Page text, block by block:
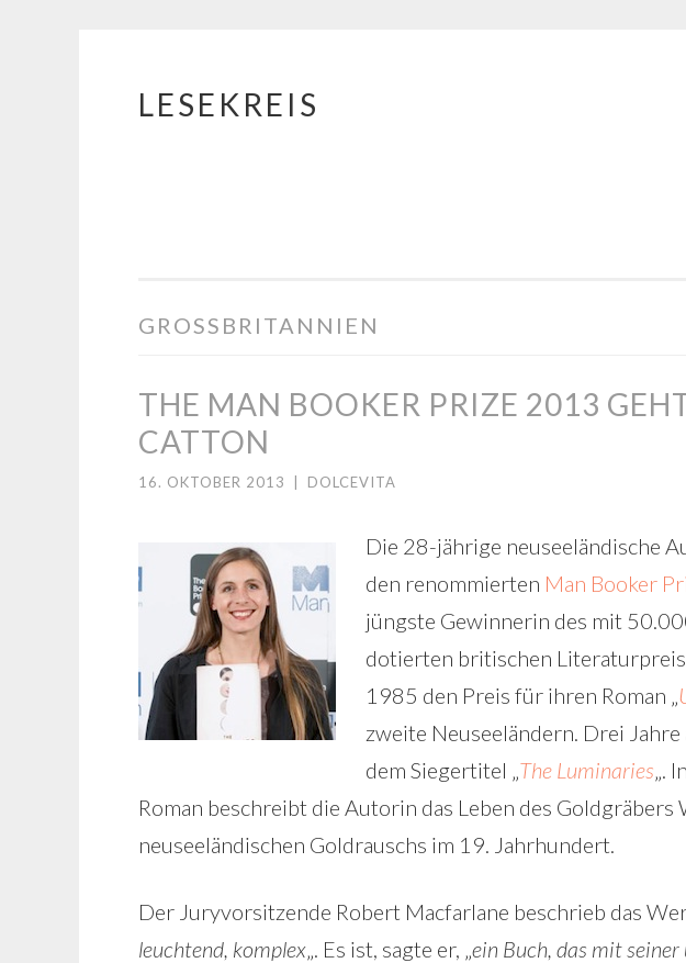
Springe
LESEKREIS
GROSSBRITANNIEN
THE MAN BOOKER PRIZE 2013
CATTON
16. OKTOBER 2013 DOLCEVITA
Die 28-jährige neuseeländische
den renommierten Man Booker
jüngste Gewinnerin des mit
dotierten britischen
1985 den Preis für ihren Roman „
zweite Neuseeländern. Drei
dem Siegertitel „The Luminaries„.
Roman beschreibt die Autorin das Leben des
neuseeländischen Goldrauschs im 19. Jahrhundert.
Der Juryvorsitzende Robert Macfarlane beschrieb das
leuchtend, komplex„. Es ist, sagte er, „ein Buch, das mit